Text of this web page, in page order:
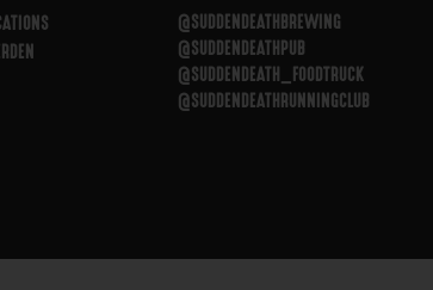
@SUDDENDEATHBREWING
@SUDDENDEATHPUB
@SUDDENDEATH_FOODTRUCK
@SUDDENDEATHRUNNINGCLUB